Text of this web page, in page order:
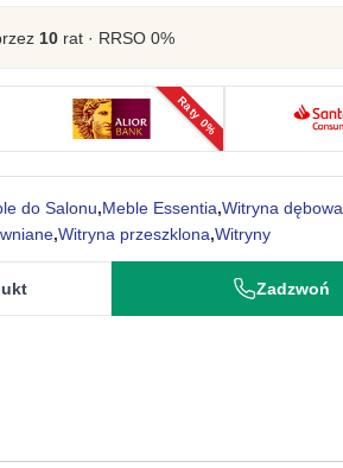
10 rat · RRSO 0%
Raty 0%
do Salonu,Meble Essentia,Witryna dębowa
,Witryna przeszklona,Witryny
Zadzwoń